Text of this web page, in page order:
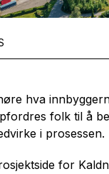
hva
folk til å
i prosessen.
for